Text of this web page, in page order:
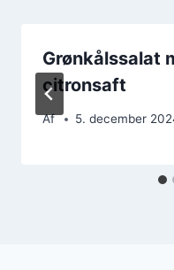
Grønkålssalat
citronsaft
Af 5. december